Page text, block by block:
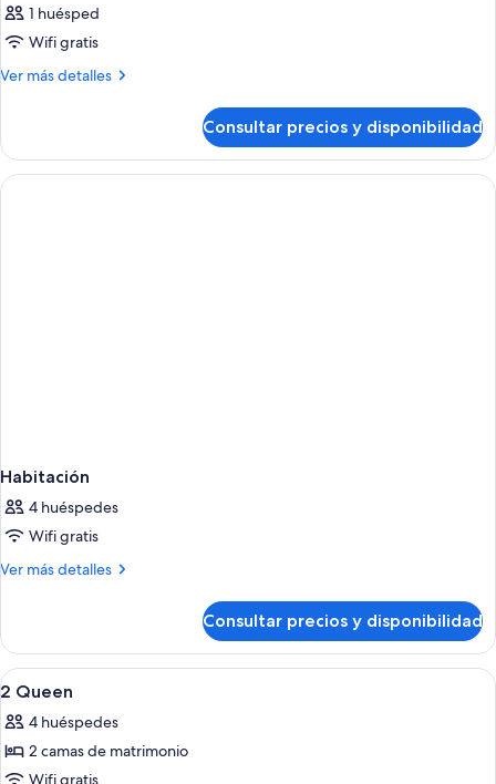
1 huésped
Wifi gratis
Ver más detalles
Más
Consultar precios y disponibilidad
Habitación
4 huéspedes
Wifi gratis
Ver más detalles
Más
Consultar precios y disponibilidad
Abrir
todas
las
fotos
Ropa de cama de alta calidad, caja
3
2 Queen
4 huéspedes
2 camas de matrimonio
Wifi gratis